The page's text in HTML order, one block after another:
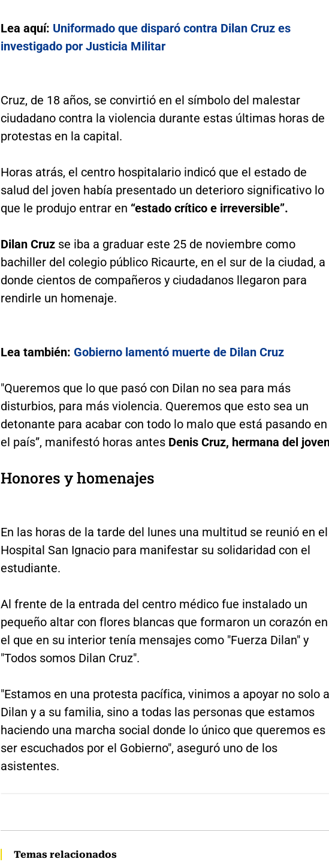
Lea aquí: Uniformado que disparó contra Dilan Cruz es
investigado por Justicia Militar
Cruz, de 18 años, se convirtió en el símbolo del malestar
ciudadano contra la violencia durante estas últimas horas de
protestas en la capital.
Horas atrás, el centro hospitalario indicó que el estado de
salud del joven había presentado un deterioro significativo lo
que le produjo entrar en “estado crítico e irreversible”.
Dilan Cruz se iba a graduar este 25 de noviembre como
bachiller del colegio público Ricaurte, en el sur de la ciudad, a
donde cientos de compañeros y ciudadanos llegaron para
rendirle un homenaje.
Lea también: Gobierno lamentó muerte de Dilan Cruz
"Queremos que lo que pasó con Dilan no sea para más
disturbios, para más violencia. Queremos que esto sea un
detonante para acabar con todo lo malo que está pasando en
el país”, manifestó horas antes Denis Cruz, hermana del
Honores y homenajes
En las horas de la tarde del lunes una multitud se reunió en el
Hospital San Ignacio para manifestar su solidaridad con el
estudiante.
Al frente de la entrada del centro médico fue instalado un
pequeño altar con flores blancas que formaron un corazón en
el que en su interior tenía mensajes como "Fuerza Dilan" y
"Todos somos Dilan Cruz".
"Estamos en una protesta pacífica, vinimos a apoyar no solo a
Dilan y a su familia, sino a todas las personas que estamos
haciendo una marcha social donde lo único que queremos es
ser escuchados por el Gobierno", aseguró uno de los
asistentes.
Temas relacionados